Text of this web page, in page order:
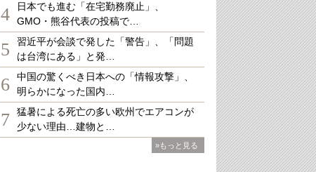
4
日本でも進む「在宅勤務廃止」、
GMO・熊谷代表の投稿で…
5
習近平が会談で発した「警告」、「問題
は台湾にある」と発…
6
中国の驚くべき日本への「情報攻撃」、
明らかになった国内…
7
猛暑による死亡の多い欧州でエアコンが
少ない理由…建物と…
»もっと見る